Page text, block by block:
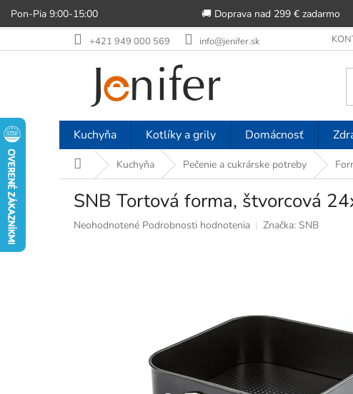
Pon-Pia 9:00-15:00 🚚 Doprava nad 299 € zadarmo
na
+421 949 000 569 info@jenifer.sk
Kuchyňa Kotlíky a grily Domácnosť
DomovKuchyňa Pečenie a cukrárske potreby
SNB Tortová forma, štvorcová
Priemerné
Neohodnotené Podrobnosti hodnotenia Značka: SNB